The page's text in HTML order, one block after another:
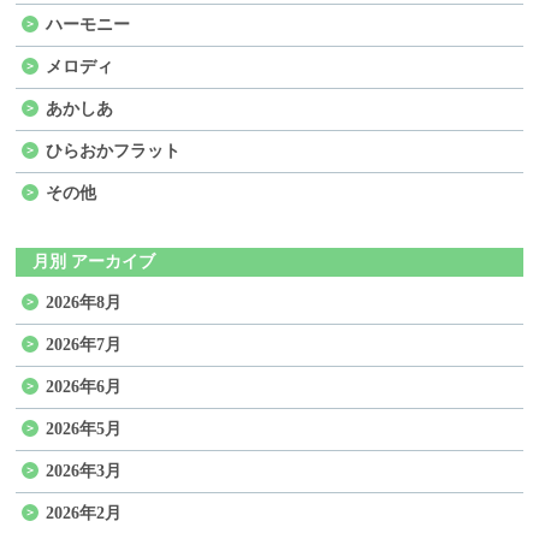
ハーモニー
メロディ
あかしあ
ひらおかフラット
その他
月別 アーカイブ
2026年8月
2026年7月
2026年6月
2026年5月
2026年3月
2026年2月